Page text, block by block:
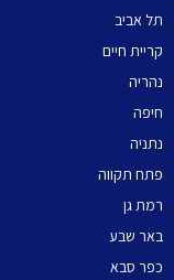
תל אביב
קריית חיים
נהריה
חיפה
נתניה
פתח תקווה
רמת גן
באר שבע
כפר סבא